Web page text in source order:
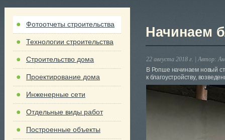
Фотоотчеты строительства
Технологии строительства
Строительство дома
Проектирование дома
Инженерные сети
Отдельные виды работ
Построенные объекты
Начинаем
22 августа 2018 г. | Автор:
В Ропше начинаем новый
к благоустройству,